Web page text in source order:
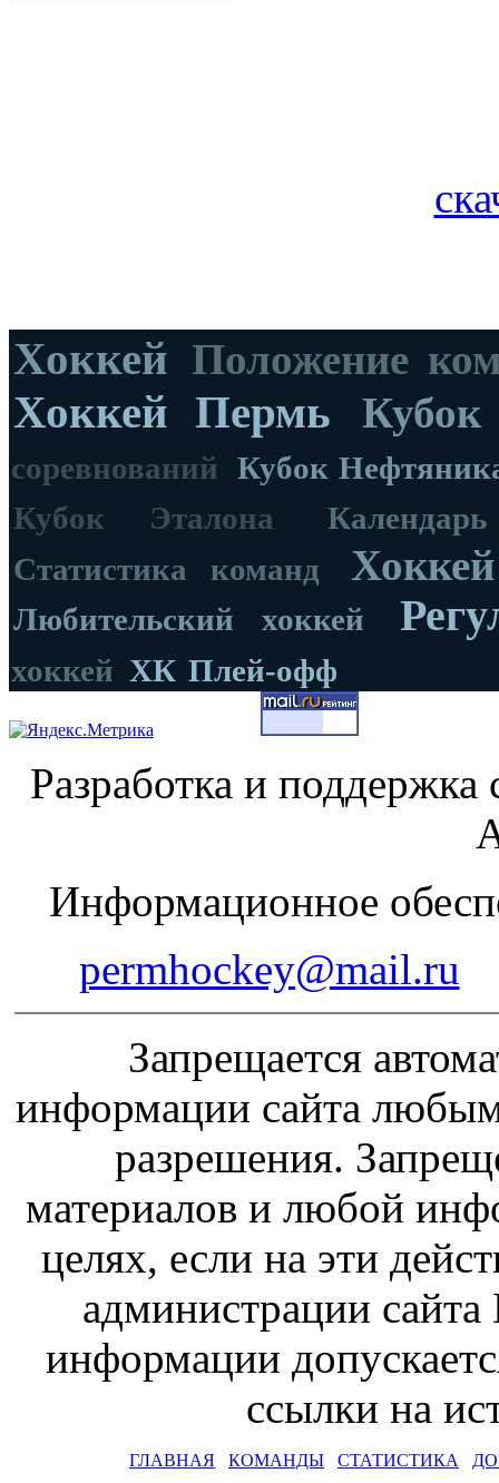
Хоккей Положение
Хоккей Пермь
соревнований Кубок
Кубок Эталона
Статистика команд
Любительский хоккей
хоккей ХК Плей-офф
Разработка и
Информационное
permhockey@mail.ru
Запрещается
информации сайта
разрешения.
материалов и любой
целях, если на эти
администрации
информации
ссылки на
ГЛАВНАЯ КОМАНДЫ СТАТИСТИКА